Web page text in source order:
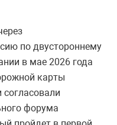
по двустороннему
в мае 2026 года
карты
форума